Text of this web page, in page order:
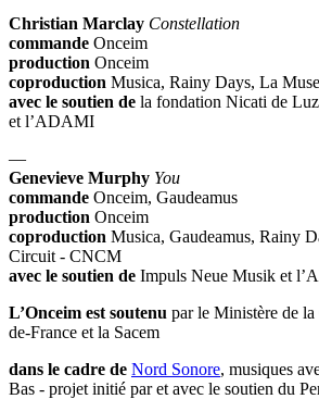
Christian Marclay Constellation
commande Onceim
production Onceim
coproduction Musica, Rainy Days, La
avec le soutien de la fondation Nicati de
et l’ADAMI
—
Genevieve Murphy You
commande Onceim, Gaudeamus
production Onceim
coproduction Musica, Gaudeamus, Rainy
Circuit - CNCM
avec le soutien de Impuls Neue Musik et
L’Onceim est soutenu par le Ministère de
de-France et la Sacem
dans le cadre de Nord Sonore, musiques
Bas - projet initié par et avec le soutien du